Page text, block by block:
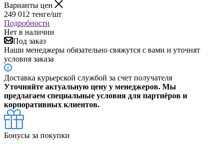
Варианты цен
249 012 тенге/шт
Подробности
Нет в наличии
Под заказ
Наши менеджеры обязательно свяжутся с вами и уточнят
условия заказа
Доставка курьерской службой за счет получателя
Уточняйте актуальную цену у менеджеров. Мы
предлагаем специальные условия для партнёров и
корпоративных клиентов.
Бонусы за покупки